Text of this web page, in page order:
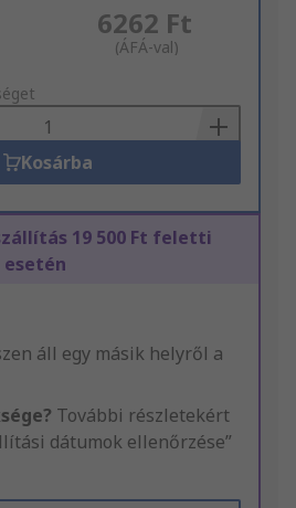
6262 Ft
(ÁFÁ-val)
Kosárba
19 500 Ft feletti
áll egy másik helyről a
További részletekért
dátumok ellenőrzése”